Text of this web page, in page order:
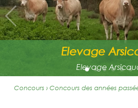
Elevage
Elevage
Concours › Concours des années